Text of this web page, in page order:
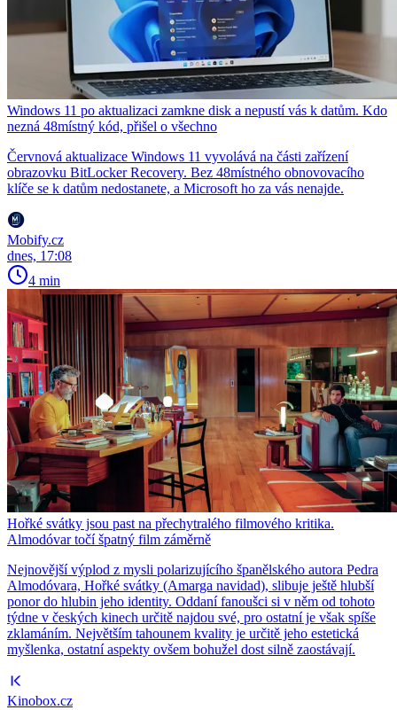
Windows 11 po aktualizaci zamkne disk a nepustí vás k datům. Kdo
nezná 48místný kód, přišel o všechno
Červnová aktualizace Windows 11 vyvolává na části zařízení
obrazovku BitLocker Recovery. Bez 48místného obnovovacího
klíče se k datům nedostanete, a Microsoft ho za vás nenajde.
Mobify.cz
dnes, 17:08
4 min
Hořké svátky jsou past na přechytralého filmového kritika.
Almodóvar točí špatný film záměrně
Nejnovější výplod z mysli polarizujícího španělského autora Pedra
Almodóvara, Hořké svátky (Amarga navidad), slibuje ještě hlubší
ponor do hlubin jeho identity. Oddaní fanoušci si v něm od tohoto
týdne v českých kinech určitě najdou své, pro ostatní je však spíše
zklamáním. Největším tahounem kvality je určitě jeho estetická
myšlenka, ostatní aspekty ovšem bohužel dost silně zaostávají.
Kinobox.cz